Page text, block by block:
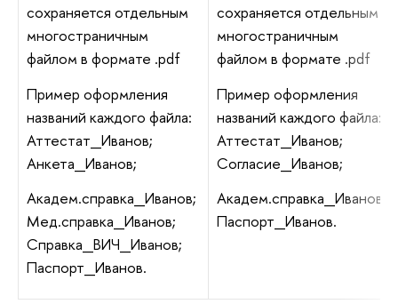
сохраняется отдельным
многостраничным
файлом в формате .pdf
Пример оформления
названий каждого файла:
Аттестат_Иванов;
Анкета_Иванов;
Академ.справка_Иванов;
Мед.справка_Иванов;
Справка_ВИЧ_Иванов;
Паспорт_Иванов.
сохраняется отдельным
многостраничным
файлом в формате .pdf
Пример оформления
названий каждого файла:
Аттестат_Иванов;
Согласие_Иванов;
Академ.справка_Иванов;
Паспорт_Иванов.